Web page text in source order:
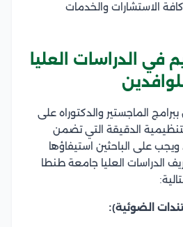
الاستشارات والخدمات
في الدراسات العليا
الماجستير والدكتوراه على
الدقيقة التي تضمن
على الباحثين استيفاؤها
الدراسات العليا جامعة طنطا
الضوئية):